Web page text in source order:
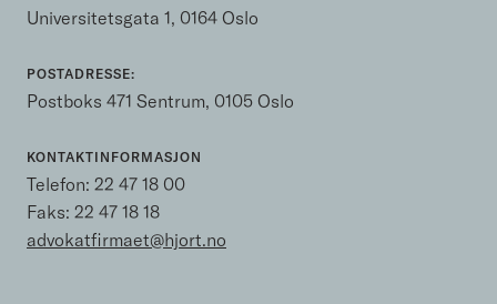
Universitetsgata 1, 0164 Oslo
POSTADRESSE:
Postboks 471 Sentrum, 0105 Oslo
KONTAKTINFORMASJON
Telefon: 22 47 18 00
Faks: 22 47 18 18
advokatfirmaet@hjort.no